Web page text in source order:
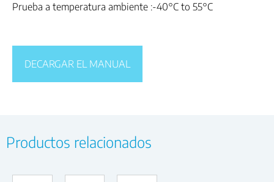
Prueba a temperatura ambiente :-40°C to 55°C
DECARGAR EL MANUAL
Productos relacionados